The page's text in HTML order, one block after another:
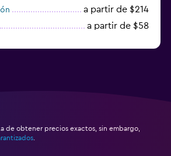
a partir de $214
a partir de $58
de obtener precios exactos, sin embargo,